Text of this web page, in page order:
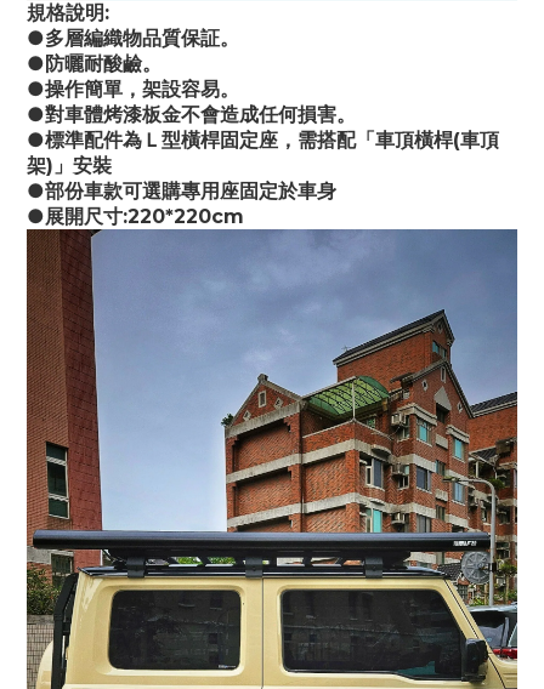
規格說明:
●多層編織物品質保証。
●防曬耐酸鹼。
●操作簡單，架設容易。
●對車體烤漆板金不會造成任何損害。
●標準配件為Ｌ型橫桿固定座，需搭配「車頂橫桿(車頂
架)」安裝
●部份車款可選購專用座固定於車身
●展開尺寸:220*220cm